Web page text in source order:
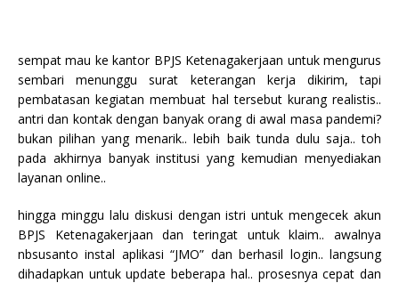
sempat mau ke kantor BPJS Ketenagakerjaan untuk mengurus
sembari menunggu surat keterangan kerja dikirim, tapi
pembatasan kegiatan membuat hal tersebut kurang realistis..
antri dan kontak dengan banyak orang di awal masa pandemi?
bukan pilihan yang menarik.. lebih baik tunda dulu saja.. toh
pada akhirnya banyak institusi yang kemudian menyediakan
layanan online..
hingga minggu lalu diskusi dengan istri untuk mengecek akun
BPJS Ketenagakerjaan dan teringat untuk klaim.. awalnya
nbsusanto instal aplikasi “JMO” dan berhasil login.. langsung
dihadapkan untuk update beberapa hal.. prosesnya cepat dan